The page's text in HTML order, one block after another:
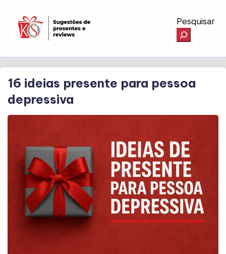
Pesquisar
16 ideias presente para pessoa
depressiva